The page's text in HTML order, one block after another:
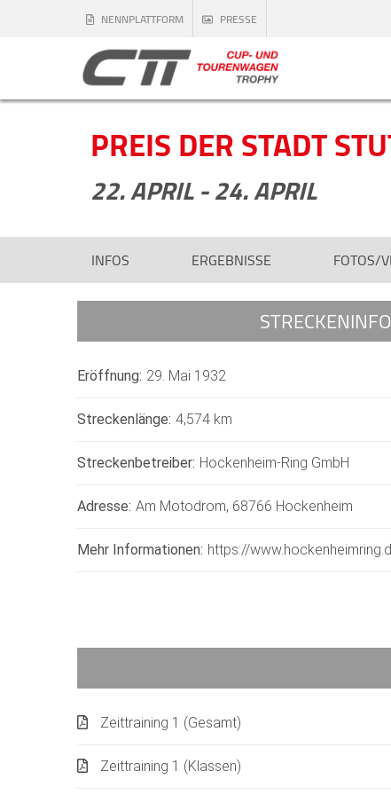
NENNPLATTFORM PRESSE
PREIS DER STADT
22. APRIL - 24. APRIL
INFOS ERGEBNISSE FOTOS/
Eröffnung: 29. Mai 1932
Streckenlänge: 4,574 km
Streckenbetreiber: Hockenheim-Ring GmbH
Adresse: Am Motodrom, 68766 Hockenheim
Mehr Informationen: https://
Zeittraining 1 (Gesamt)
Zeittraining 1 (Klassen)